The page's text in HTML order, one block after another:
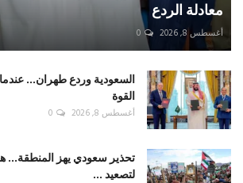
معادلة الردع
أغسطس 8, 2026 0
السعودية وردع طهران... عندما
القوة
أغسطس 8, 2026 0
تحذير سعودي يهز المنطقة... هل
لتصعيد ...